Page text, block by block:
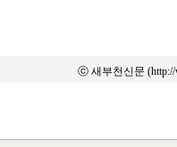
ⓒ 새부천신문 (http://